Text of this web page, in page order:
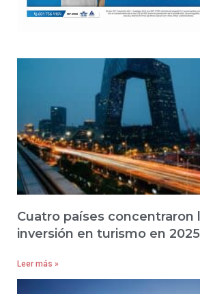
Cuatro países concentraron
inversión en turismo en 2025
Leer más »